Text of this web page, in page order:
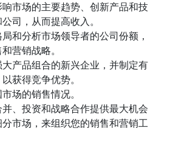
市场的主要趋势、创新产品和技
司，从而提高收入。
和分析市场领导者的公司份额，
营销战略。
产品组合的新兴企业，并制定有
获得竞争优势。
场的销售情况。
、投资和战略合作提供最大机会
市场，来组织您的销售和营销工